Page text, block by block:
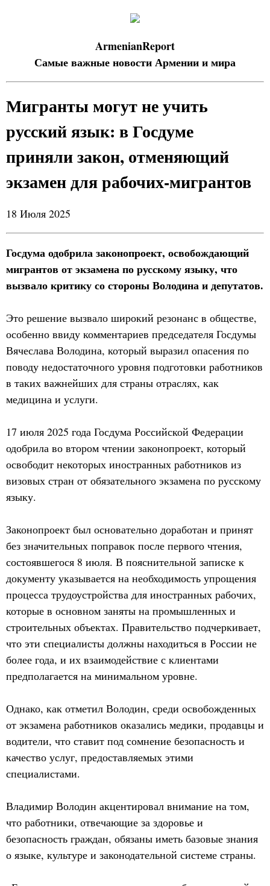
ArmenianReport
Самые важные новости Армении и мира
Мигранты могут не учить
русский язык: в Госдуме
приняли закон, отменяющий
экзамен для рабочих-мигрантов
18 Июля 2025
Госдума одобрила законопроект, освобождающий
мигрантов от экзамена по русскому языку, что
вызвало критику со стороны Володина и депутатов.
Это решение вызвало широкий резонанс в обществе,
особенно ввиду комментариев председателя Госдумы
Вячеслава Володина, который выразил опасения по
поводу недостаточного уровня подготовки работников
в таких важнейших для страны отраслях, как
медицина и услуги.
17 июля 2025 года Госдума Российской Федерации
одобрила во втором чтении законопроект, который
освободит некоторых иностранных работников из
визовых стран от обязательного экзамена по русскому
языку.
Законопроект был основательно доработан и принят
без значительных поправок после первого чтения,
состоявшегося 8 июля. В пояснительной записке к
документу указывается на необходимость упрощения
процесса трудоустройства для иностранных рабочих,
которые в основном заняты на промышленных и
строительных объектах. Правительство подчеркивает,
что эти специалисты должны находиться в России не
более года, и их взаимодействие с клиентами
предполагается на минимальном уровне.
Однако, как отметил Володин, среди освобожденных
от экзамена работников оказались медики, продавцы и
водители, что ставит под сомнение безопасность и
качество услуг, предоставляемых этими
специалистами.
Владимир Володин акцентировал внимание на том,
что работники, отвечающие за здоровье и
безопасность граждан, обязаны иметь базовые знания
о языке, культуре и законодательной системе страны.